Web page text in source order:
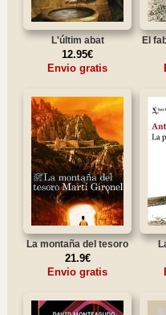
L'últim abat
12.95€
Envio gratis
El
La montaña del tesoro
21.9€
Envio gratis